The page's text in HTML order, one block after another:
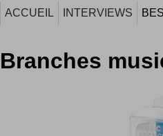
ACCUEIL INTERVIEWS
Branches